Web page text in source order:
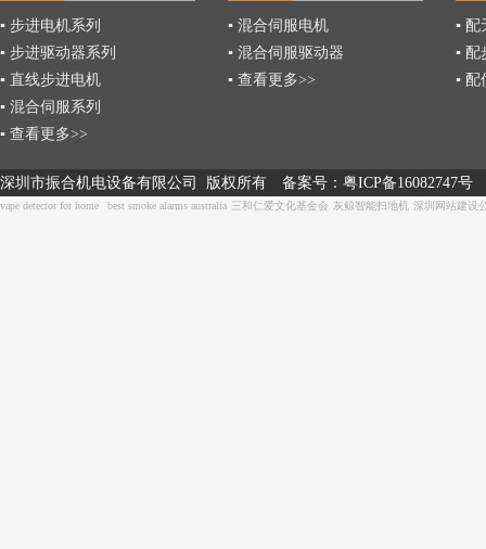
▪ 步进电机系列
▪ 步进驱动器系列
▪ 直线步进电机
▪ 混合伺服系列
▪ 查看更多>>
▪ 混合伺服电机
▪ 混合伺服驱动器
▪ 查看更多>>
▪ 配
▪ 配
▪ 配
深圳市振合机电设备有限公司 版权所有 备案号： 粤ICP备16082747号
vape detector for home best smoke alarms australia 三和仁爱文化基金会 灰鲸智能扫地机 深圳网站建设